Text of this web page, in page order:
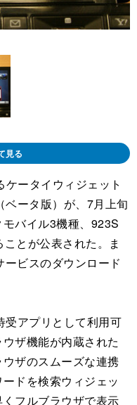
見る
ータイウィジェット
ータ版）が、7月上旬
バイル3機種、923S
とが公表された。ま
ビスのダウンロード
アプリとして利用可
ザ機能が内蔵された
ザのスムーズな連携
ドを検索ウィジェッ
フルブラウザで表示